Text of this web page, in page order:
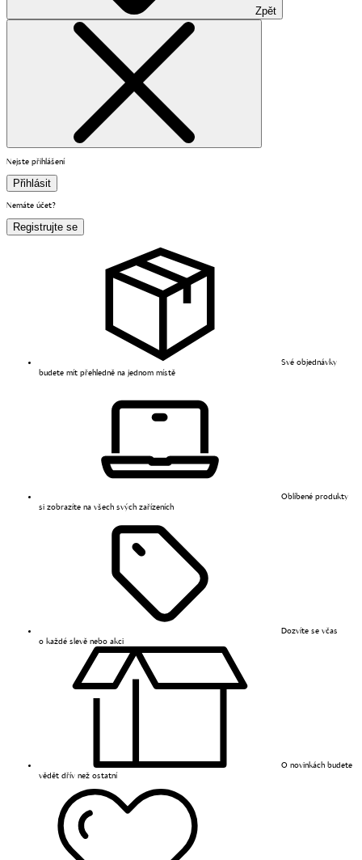
Zpět
Nejste přihlášení
Přihlásit
Nemáte účet?
Registrujte se
Své objednávky
budete mít přehledně na jednom místě
Oblíbené produkty
si zobrazíte na všech svých zařízeních
Dozvíte se včas
o každé slevě nebo akci
O novinkách budete
vědět dřív než ostatní